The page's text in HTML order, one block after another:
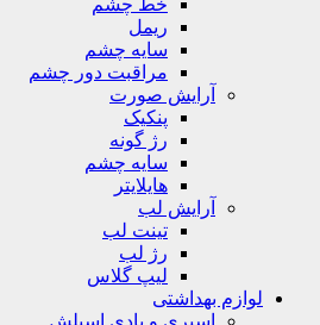
خط چشم
ریمل
سایه چشم
مراقبت دور چشم
آرایش صورت
پنکیک
رژ گونه
سایه چشم
هایلایتر
آرایش لب
تینت لب
رژ لب
لیپ گلاس
لوازم بهداشتی